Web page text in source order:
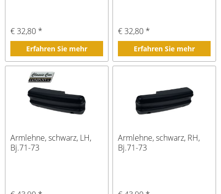
€ 32,80 *
Erfahren Sie mehr
€ 32,80 *
Erfahren Sie mehr
Armlehne, schwarz, LH,
Bj.71-73
Armlehne, schwarz, RH,
Bj.71-73